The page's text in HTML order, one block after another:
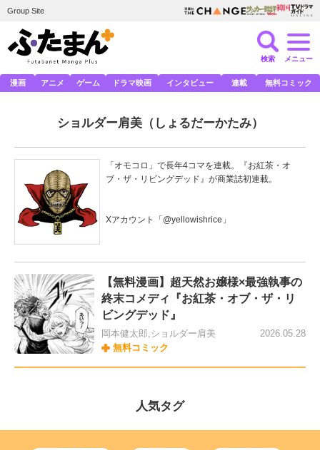
Group Site
検索 メニュー
漫画 アニメ ゲーム ドラマ映画 インタビュー 連載 無料コミック
ショルダー肩美（しょるだーかたみ）
「オモコロ」で長年4コマを連載。『お紅茶・オ
ブ・ザ・リビングデッド』が商業誌初連載。
Xアカウント「 @yellowishrice 」
【無料漫画】超天然お嬢様×最強執事の
終末コメディ『お紅茶・オブ・ザ・リ
ビングデッド』
岡本健太郎,ショルダー肩美
無料コミック
2026.05.28
人気タグ